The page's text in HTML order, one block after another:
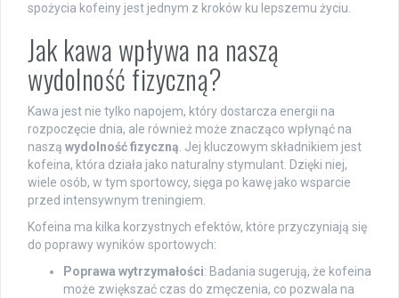
spożycia kofeiny jest jednym z kroków ku lepszemu życiu.
Jak kawa wpływa na naszą
wydolność fizyczną?
Kawa jest nie tylko napojem, który dostarcza energii na
rozpoczęcie dnia, ale również może znacząco wpłynąć na
naszą wydolność fizyczną . Jej kluczowym składnikiem jest
kofeina, która działa jako naturalny stymulant. Dzięki niej,
wiele osób, w tym sportowcy, sięga po kawę jako wsparcie
przed intensywnym treningiem.
Kofeina ma kilka korzystnych efektów, które przyczyniają się
do poprawy wyników sportowych:
Poprawa wytrzymałości: Badania sugerują, że kofeina
może zwiększać czas do zmęczenia, co pozwala na